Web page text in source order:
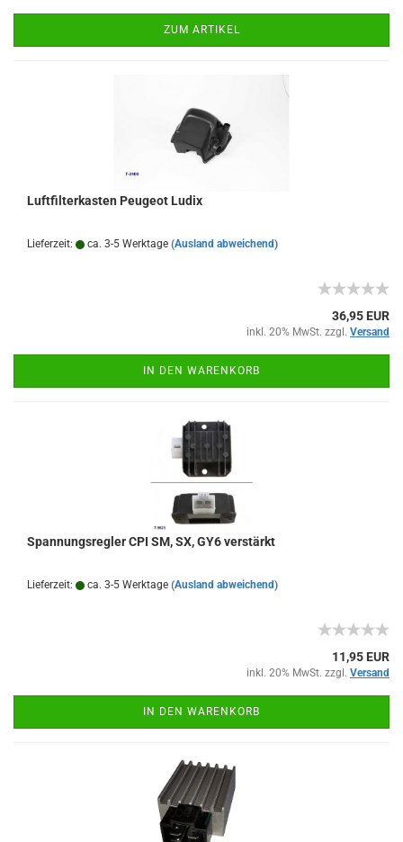
ZUM ARTIKEL
Luftfilterkasten Peugeot Ludix
Lieferzeit: ca. 3-5 Werktage (Ausland abweichend)
36,95 EUR
inkl. 20% MwSt. zzgl. Versand
IN DEN WARENKORB
Spannungsregler CPI SM, SX, GY6 verstärkt
Lieferzeit: ca. 3-5 Werktage (Ausland abweichend)
11,95 EUR
inkl. 20% MwSt. zzgl. Versand
IN DEN WARENKORB